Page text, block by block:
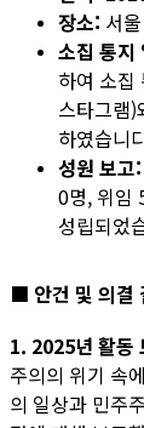
장소: 서
소집 통지
하여 소집
스타그램)
하였습니
성원 보고:
0명, 위임
성립되었
■ 안건 및 의결
1. 2025년 활동
주의의 위기 속
의 일상과 민주